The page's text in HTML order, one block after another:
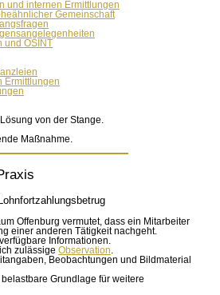
und internen Ermittlungen
Gemeinschaft
und OSINT
Ermittlungen
von der Stange.
Maßnahme.
Offenburg vermutet, dass ein Mitarbeiter
einer anderen Tätigkeit nachgeht.
Informationen.
zulässige Observation
Beobachtungen und Bildmaterial
Grundlage für weitere